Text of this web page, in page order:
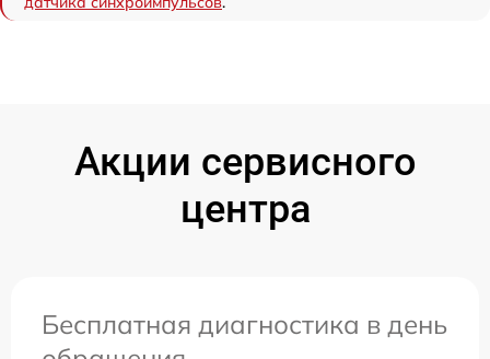
Акции сервисного
центра
Бесплатная диагностика в день